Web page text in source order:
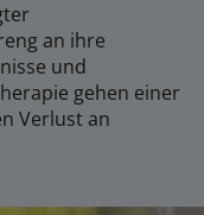
an ihre
und
gehen einer
Verlust an